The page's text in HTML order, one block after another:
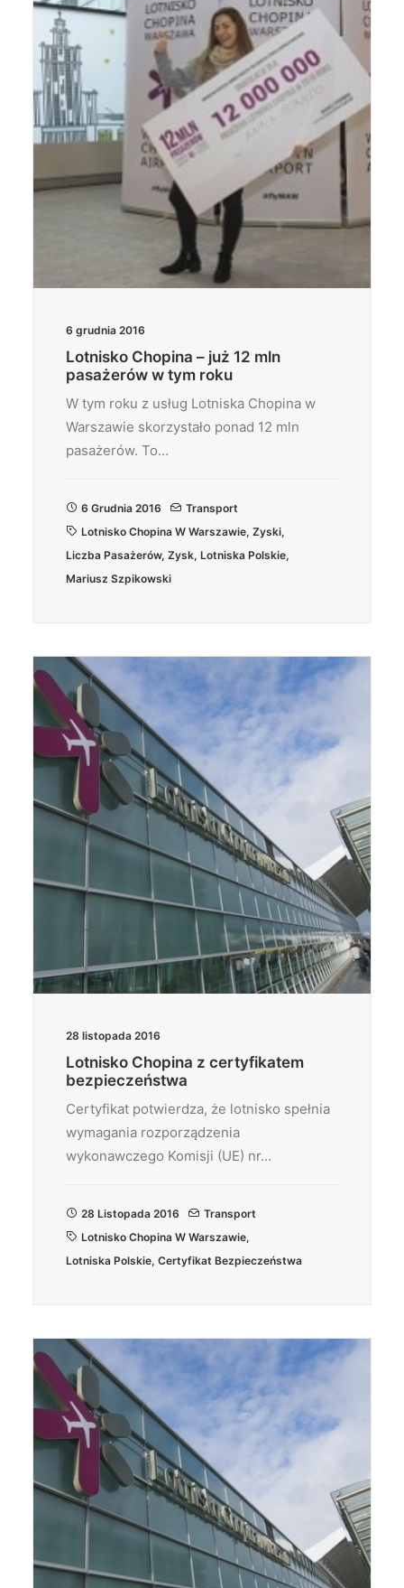
Wyszukiwanie
6 grudnia 2016
Lotnisko Chopina – już 12 mln
pasażerów w tym roku
W tym roku z usług Lotniska Chopina w
Warszawie skorzystało ponad 12 mln
pasażerów. To…
6 Grudnia 2016
Transport
Lotnisko Chopina W Warszawie, Zyski,
Liczba Pasażerów, Zysk, Lotniska Polskie,
Mariusz Szpikowski
28 listopada 2016
Lotnisko Chopina z certyfikatem
bezpieczeństwa
Certyfikat potwierdza, że lotnisko spełnia
wymagania rozporządzenia
wykonawczego Komisji (UE) nr…
28 Listopada 2016
Transport
Lotnisko Chopina W Warszawie,
Lotniska Polskie, Certyfikat Bezpieczeństwa